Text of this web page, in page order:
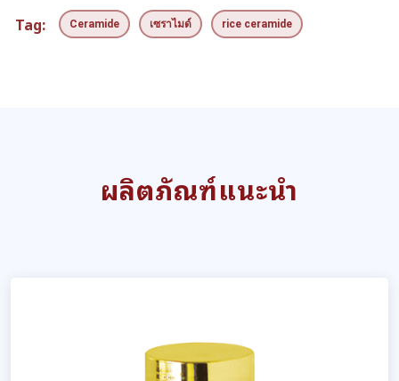
Tag: Ceramide เซราไมด์ rice ceramide
ผลิตภัณฑ์แนะนำ